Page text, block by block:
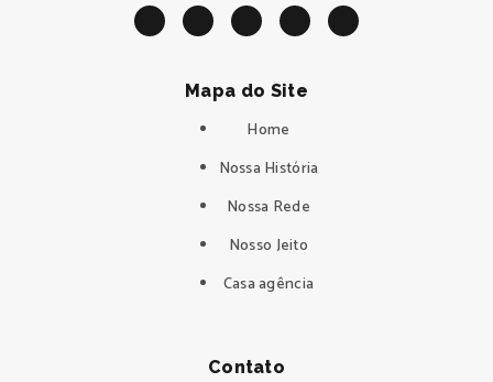
Mapa do Site
Home
Nossa História
Nossa Rede
Nosso Jeito
Casa agência
Contato